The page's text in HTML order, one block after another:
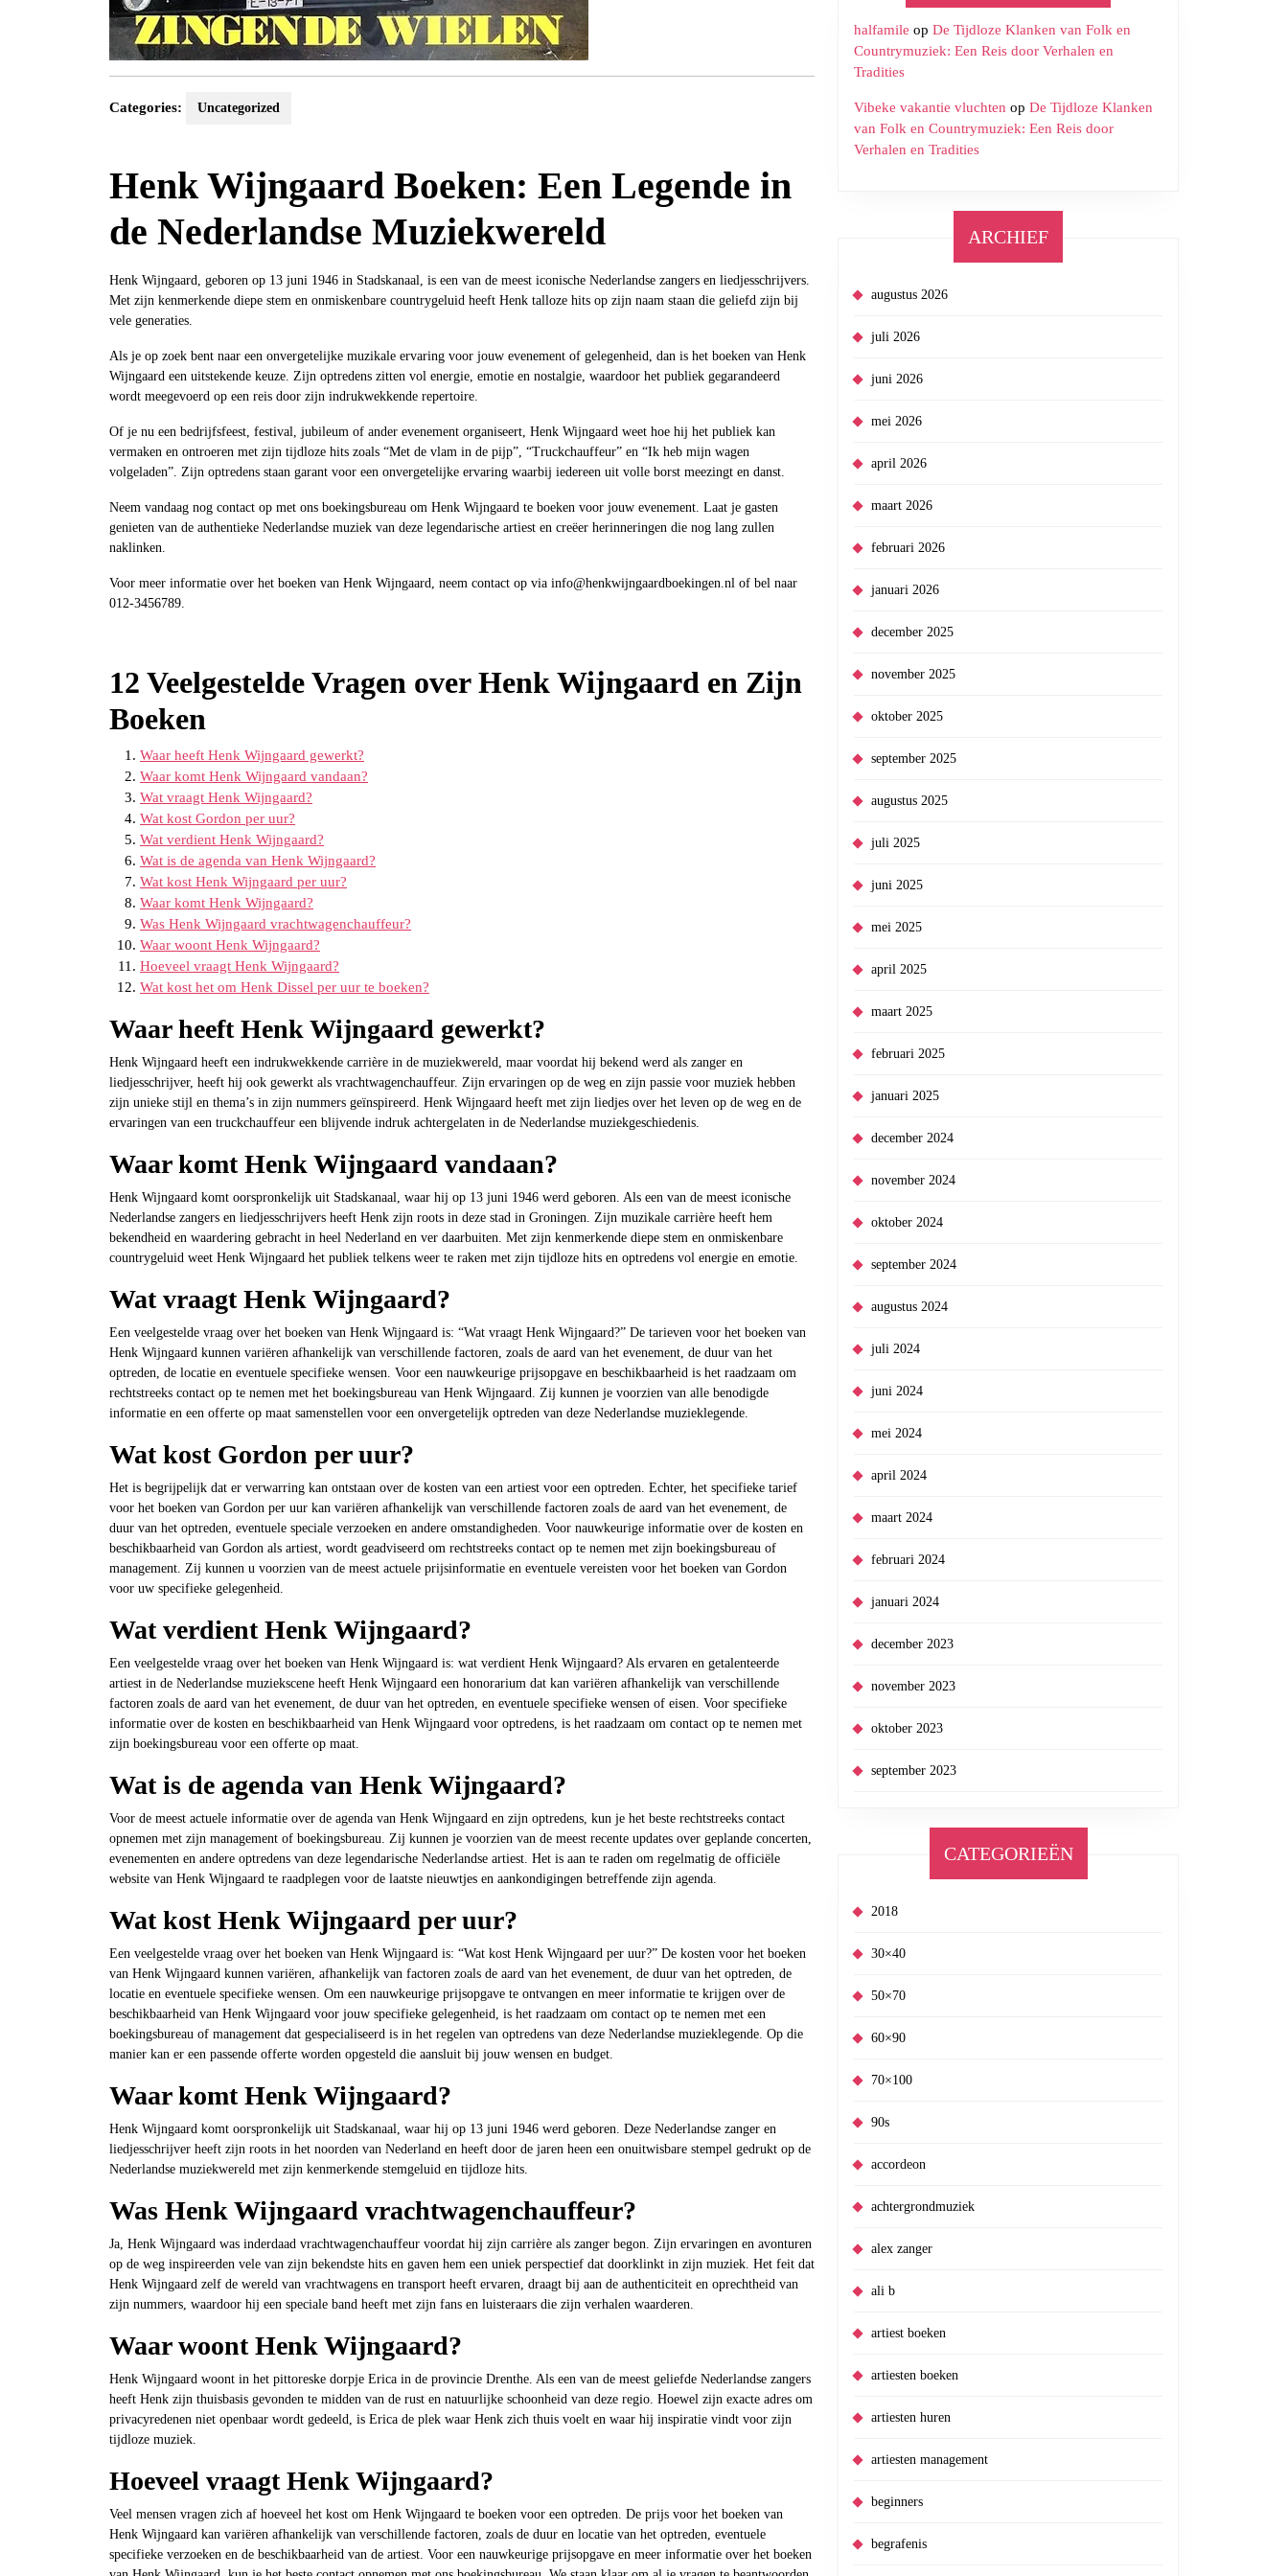
Categories: Uncategorized
Henk Wijngaard Boeken: Een Legende in
de Nederlandse Muziekwereld
Henk Wijngaard, geboren op 13 juni 1946 in Stadskanaal, is een van de meest iconische Nederlandse zangers en liedjesschrijvers.
Met zijn kenmerkende diepe stem en onmiskenbare countrygeluid heeft Henk talloze hits op zijn naam staan die geliefd zijn bij
vele generaties.
Als je op zoek bent naar een onvergetelijke muzikale ervaring voor jouw evenement of gelegenheid, dan is het boeken van Henk
Wijngaard een uitstekende keuze. Zijn optredens zitten vol energie, emotie en nostalgie, waardoor het publiek gegarandeerd
wordt meegevoerd op een reis door zijn indrukwekkende repertoire.
Of je nu een bedrijfsfeest, festival, jubileum of ander evenement organiseert, Henk Wijngaard weet hoe hij het publiek kan
vermaken en ontroeren met zijn tijdloze hits zoals “Met de vlam in de pijp”, “Truckchauffeur” en “Ik heb mijn wagen
volgeladen”. Zijn optredens staan garant voor een onvergetelijke ervaring waarbij iedereen uit volle borst meezingt en danst.
Neem vandaag nog contact op met ons boekingsbureau om Henk Wijngaard te boeken voor jouw evenement. Laat je gasten
genieten van de authentieke Nederlandse muziek van deze legendarische artiest en creëer herinneringen die nog lang zullen
naklinken.
Voor meer informatie over het boeken van Henk Wijngaard, neem contact op via info@henkwijngaardboekingen.nl of bel naar
012-3456789.
12 Veelgestelde Vragen over Henk Wijngaard en Zijn
Boeken
Waar heeft Henk Wijngaard gewerkt?
Waar komt Henk Wijngaard vandaan?
Wat vraagt Henk Wijngaard?
Wat kost Gordon per uur?
Wat verdient Henk Wijngaard?
Wat is de agenda van Henk Wijngaard?
Wat kost Henk Wijngaard per uur?
Waar komt Henk Wijngaard?
Was Henk Wijngaard vrachtwagenchauffeur?
Waar woont Henk Wijngaard?
Hoeveel vraagt Henk Wijngaard?
Wat kost het om Henk Dissel per uur te boeken?
Waar heeft Henk Wijngaard gewerkt?
Henk Wijngaard heeft een indrukwekkende carrière in de muziekwereld, maar voordat hij bekend werd als zanger en
liedjesschrijver, heeft hij ook gewerkt als vrachtwagenchauffeur. Zijn ervaringen op de weg en zijn passie voor muziek hebben
zijn unieke stijl en thema’s in zijn nummers geïnspireerd. Henk Wijngaard heeft met zijn liedjes over het leven op de weg en de
ervaringen van een truckchauffeur een blijvende indruk achtergelaten in de Nederlandse muziekgeschiedenis.
Waar komt Henk Wijngaard vandaan?
Henk Wijngaard komt oorspronkelijk uit Stadskanaal, waar hij op 13 juni 1946 werd geboren. Als een van de meest iconische
Nederlandse zangers en liedjesschrijvers heeft Henk zijn roots in deze stad in Groningen. Zijn muzikale carrière heeft hem
bekendheid en waardering gebracht in heel Nederland en ver daarbuiten. Met zijn kenmerkende diepe stem en onmiskenbare
countrygeluid weet Henk Wijngaard het publiek telkens weer te raken met zijn tijdloze hits en optredens vol energie en emotie.
Wat vraagt Henk Wijngaard?
Een veelgestelde vraag over het boeken van Henk Wijngaard is: “Wat vraagt Henk Wijngaard?” De tarieven voor het boeken van
Henk Wijngaard kunnen variëren afhankelijk van verschillende factoren, zoals de aard van het evenement, de duur van het
optreden, de locatie en eventuele specifieke wensen. Voor een nauwkeurige prijsopgave en beschikbaarheid is het raadzaam om
rechtstreeks contact op te nemen met het boekingsbureau van Henk Wijngaard. Zij kunnen je voorzien van alle benodigde
informatie en een offerte op maat samenstellen voor een onvergetelijk optreden van deze Nederlandse muzieklegende.
Wat kost Gordon per uur?
Het is begrijpelijk dat er verwarring kan ontstaan over de kosten van een artiest voor een optreden. Echter, het specifieke tarief
voor het boeken van Gordon per uur kan variëren afhankelijk van verschillende factoren zoals de aard van het evenement, de
duur van het optreden, eventuele speciale verzoeken en andere omstandigheden. Voor nauwkeurige informatie over de kosten en
beschikbaarheid van Gordon als artiest, wordt geadviseerd om rechtstreeks contact op te nemen met zijn boekingsbureau of
management. Zij kunnen u voorzien van de meest actuele prijsinformatie en eventuele vereisten voor het boeken van Gordon
voor uw specifieke gelegenheid.
Wat verdient Henk Wijngaard?
Een veelgestelde vraag over het boeken van Henk Wijngaard is: wat verdient Henk Wijngaard? Als ervaren en getalenteerde
artiest in de Nederlandse muziekscene heeft Henk Wijngaard een honorarium dat kan variëren afhankelijk van verschillende
factoren zoals de aard van het evenement, de duur van het optreden, en eventuele specifieke wensen of eisen. Voor specifieke
informatie over de kosten en beschikbaarheid van Henk Wijngaard voor optredens, is het raadzaam om contact op te nemen met
zijn boekingsbureau voor een offerte op maat.
Wat is de agenda van Henk Wijngaard?
Voor de meest actuele informatie over de agenda van Henk Wijngaard en zijn optredens, kun je het beste rechtstreeks contact
opnemen met zijn management of boekingsbureau. Zij kunnen je voorzien van de meest recente updates over geplande concerten,
evenementen en andere optredens van deze legendarische Nederlandse artiest. Het is aan te raden om regelmatig de officiële
website van Henk Wijngaard te raadplegen voor de laatste nieuwtjes en aankondigingen betreffende zijn agenda.
Wat kost Henk Wijngaard per uur?
Een veelgestelde vraag over het boeken van Henk Wijngaard is: “Wat kost Henk Wijngaard per uur?” De kosten voor het boeken
van Henk Wijngaard kunnen variëren, afhankelijk van factoren zoals de aard van het evenement, de duur van het optreden, de
locatie en eventuele specifieke wensen. Om een nauwkeurige prijsopgave te ontvangen en meer informatie te krijgen over de
beschikbaarheid van Henk Wijngaard voor jouw specifieke gelegenheid, is het raadzaam om contact op te nemen met een
boekingsbureau of management dat gespecialiseerd is in het regelen van optredens van deze Nederlandse muzieklegende. Op die
manier kan er een passende offerte worden opgesteld die aansluit bij jouw wensen en budget.
Waar komt Henk Wijngaard?
Henk Wijngaard komt oorspronkelijk uit Stadskanaal, waar hij op 13 juni 1946 werd geboren. Deze Nederlandse zanger en
liedjesschrijver heeft zijn roots in het noorden van Nederland en heeft door de jaren heen een onuitwisbare stempel gedrukt op de
Nederlandse muziekwereld met zijn kenmerkende stemgeluid en tijdloze hits.
Was Henk Wijngaard vrachtwagenchauffeur?
Ja, Henk Wijngaard was inderdaad vrachtwagenchauffeur voordat hij zijn carrière als zanger begon. Zijn ervaringen en avonturen
op de weg inspireerden vele van zijn bekendste hits en gaven hem een uniek perspectief dat doorklinkt in zijn muziek. Het feit dat
Henk Wijngaard zelf de wereld van vrachtwagens en transport heeft ervaren, draagt bij aan de authenticiteit en oprechtheid van
zijn nummers, waardoor hij een speciale band heeft met zijn fans en luisteraars die zijn verhalen waarderen.
Waar woont Henk Wijngaard?
Henk Wijngaard woont in het pittoreske dorpje Erica in de provincie Drenthe. Als een van de meest geliefde Nederlandse zangers
heeft Henk zijn thuisbasis gevonden te midden van de rust en natuurlijke schoonheid van deze regio. Hoewel zijn exacte adres om
privacyredenen niet openbaar wordt gedeeld, is Erica de plek waar Henk zich thuis voelt en waar hij inspiratie vindt voor zijn
tijdloze muziek.
Hoeveel vraagt Henk Wijngaard?
Veel mensen vragen zich af hoeveel het kost om Henk Wijngaard te boeken voor een optreden. De prijs voor het boeken van
Henk Wijngaard kan variëren afhankelijk van verschillende factoren, zoals de duur en locatie van het optreden, eventuele
specifieke verzoeken en de beschikbaarheid van de artiest. Voor een nauwkeurige prijsopgave en meer informatie over het boeken
halfamile op De Tijdloze Klanken van Folk en
Countrymuziek: Een Reis door Verhalen en
Tradities
Vibeke vakantie vluchten op De Tijdloze Klanken
van Folk en Countrymuziek: Een Reis door
Verhalen en Tradities
ARCHIEF
augustus 2026
juli 2026
juni 2026
mei 2026
april 2026
maart 2026
februari 2026
januari 2026
december 2025
november 2025
oktober 2025
september 2025
augustus 2025
juli 2025
juni 2025
mei 2025
april 2025
maart 2025
februari 2025
januari 2025
december 2024
november 2024
oktober 2024
september 2024
augustus 2024
juli 2024
juni 2024
mei 2024
april 2024
maart 2024
februari 2024
januari 2024
december 2023
november 2023
oktober 2023
september 2023
CATEGORIEËN
2018
30×40
50×70
60×90
70×100
90s
accordeon
achtergrondmuziek
alex zanger
ali b
artiest boeken
artiesten boeken
artiesten huren
artiesten management
beginners
begrafenis